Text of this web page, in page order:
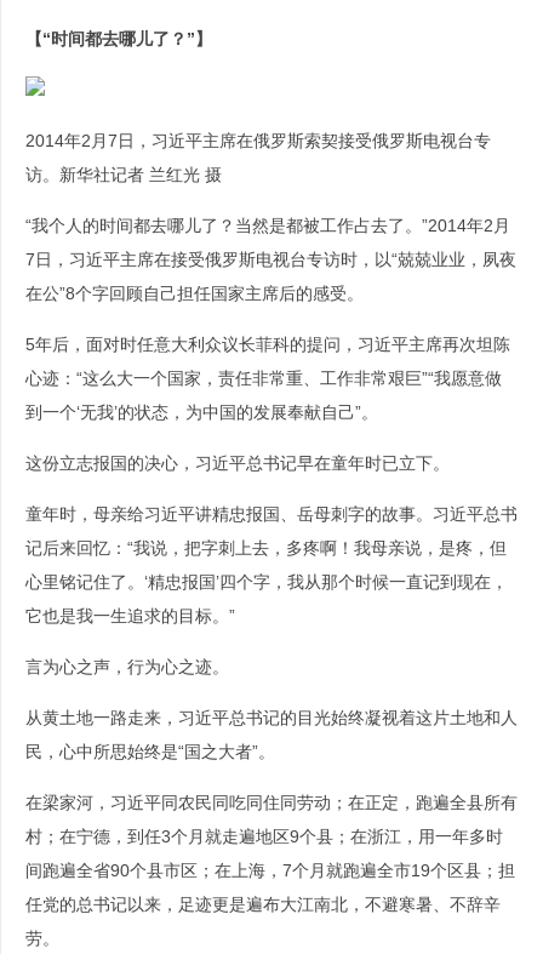
【“时间都去哪儿了？”】
2014年2月7日，习近平主席在俄罗斯索契接受俄罗斯电视台专
访。新华社记者 兰红光 摄
“我个人的时间都去哪儿了？当然是都被工作占去了。”2014年2月
7日，习近平主席在接受俄罗斯电视台专访时，以“兢兢业业，夙夜
在公”8个字回顾自己担任国家主席后的感受。
5年后，面对时任意大利众议长菲科的提问，习近平主席再次坦陈
心迹：“这么大一个国家，责任非常重、工作非常艰巨”“我愿意做
到一个‘无我’的状态，为中国的发展奉献自己”。
这份立志报国的决心，习近平总书记早在童年时已立下。
童年时，母亲给习近平讲精忠报国、岳母刺字的故事。习近平总书
记后来回忆：“我说，把字刺上去，多疼啊！我母亲说，是疼，但
心里铭记住了。‘精忠报国’四个字，我从那个时候一直记到现在，
它也是我一生追求的目标。”
言为心之声，行为心之迹。
从黄土地一路走来，习近平总书记的目光始终凝视着这片土地和人
民，心中所思始终是“国之大者”。
在梁家河，习近平同农民同吃同住同劳动；在正定，跑遍全县所有
村；在宁德，到任3个月就走遍地区9个县；在浙江，用一年多时
间跑遍全省90个县市区；在上海，7个月就跑遍全市19个区县；担
任党的总书记以来，足迹更是遍布大江南北，不避寒暑、不辞辛
劳。